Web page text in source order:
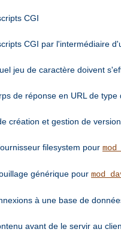
CGI
CGI par l'intermédiaire
jeu de caractère doivent
de réponse en URL de type
création et gestion de
filesystem pour
générique pour
à une base de
avant de le servir au